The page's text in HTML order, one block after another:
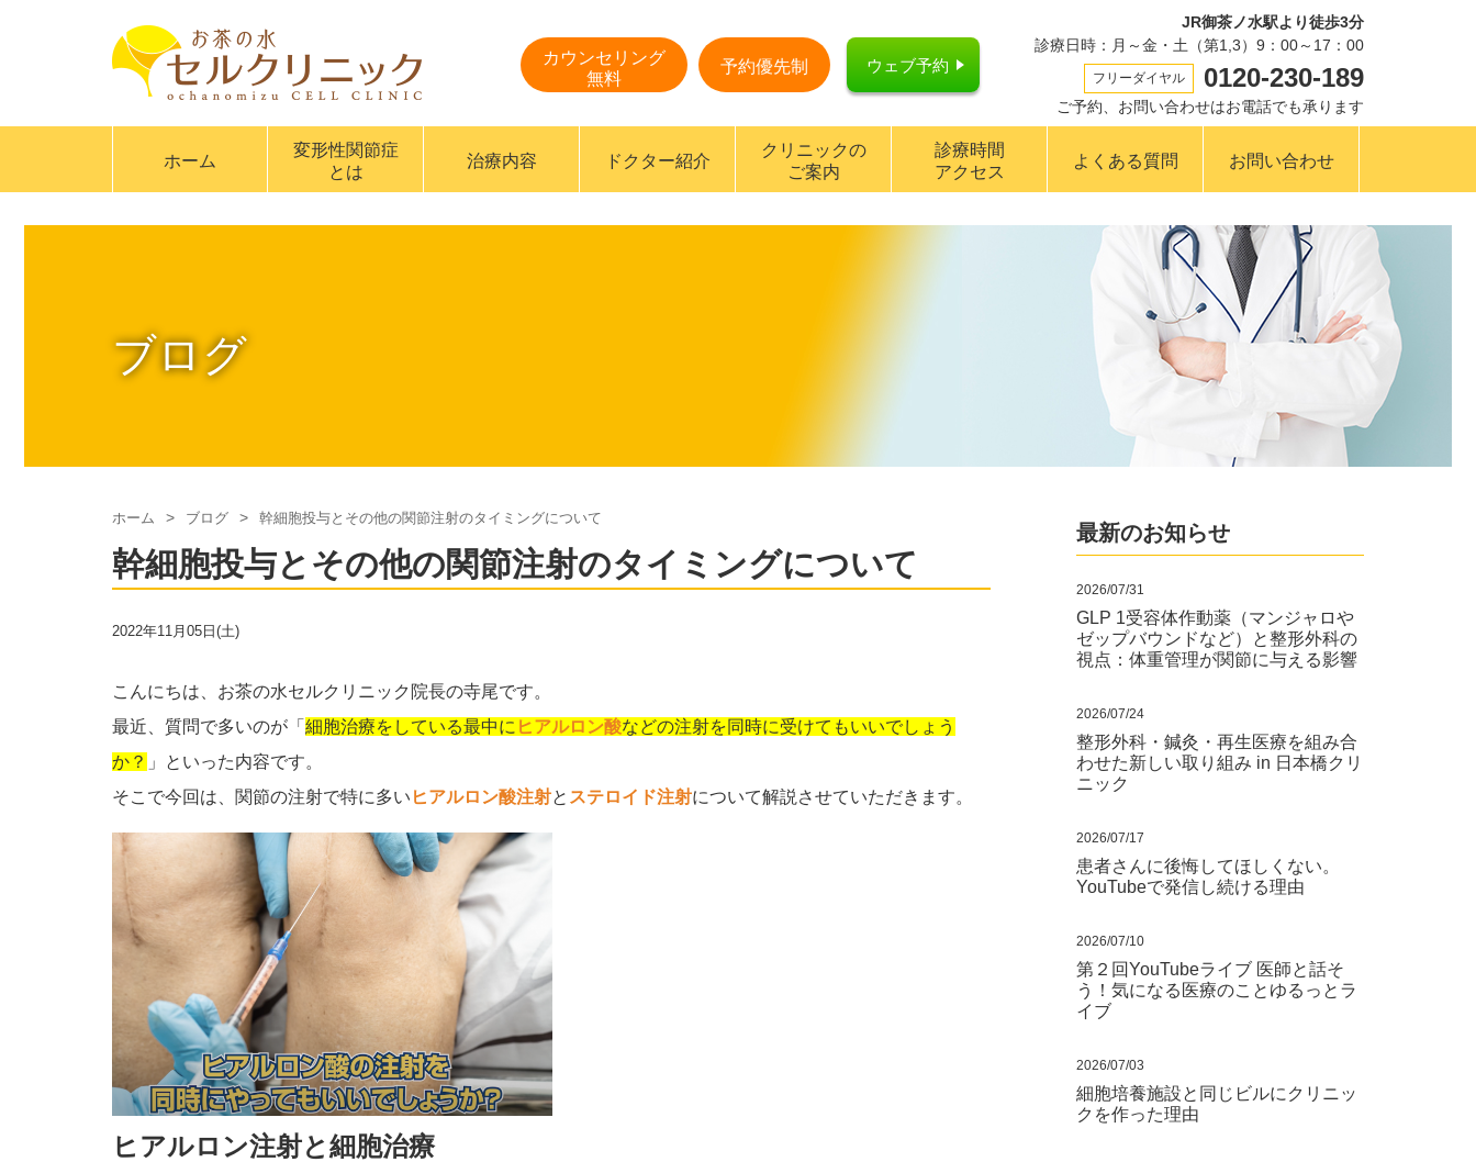
カウンセリング
無料
予約優先制 ウェブ予約
JR御茶ノ水駅より徒歩3分
診療日時：月～金・土（第1,3）9：00～17：00
フリーダイヤル 0120-230-189
ご予約、お問い合わせはお電話でも承ります
ホーム
変形性関節症
とは
治療内容 ドクター紹介
クリニックの
ご案内
診療時間
アクセス
よくある質問 お問い合わせ
ブログ
ホーム ブログ 幹細胞投与とその他の関節注射のタイミングについて
幹細胞投与とその他の関節注射のタイミングについて
2022年11月05日(土)
こんにちは、お茶の水セルクリニック院長の寺尾です。
最近、質問で多いのが「 細胞治療をしている最中に ヒアルロン酸などの注射を同時に受けてもいいでしょう
か？ 」といった内容です。
そこで今回は、関節の注射で特に多い ヒアルロン酸注射と ステロイド注射について解説させていただきます。
ヒアルロン注射と細胞治療
最新のお知らせ
2026/07/31
GLP 1受容体作動薬（マンジャロや
ゼップバウンドなど）と整形外科の
視点：体重管理が関節に与える影響
2026/07/24
整形外科・鍼灸・再生医療を組み合
わせた新しい取り組み in 日本橋クリ
ニック
2026/07/17
患者さんに後悔してほしくない。
YouTubeで発信し続ける理由
2026/07/10
第２回YouTubeライブ 医師と話そ
う！気になる医療のことゆるっとラ
イブ
2026/07/03
細胞培養施設と同じビルにクリニッ
クを作った理由